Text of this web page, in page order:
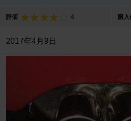
評価 4 購
2017年4月9日